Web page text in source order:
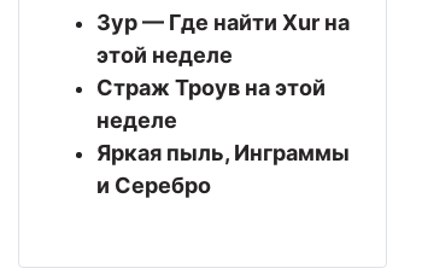
Зур — Где найти Xur на
этой неделе
Страж Троув на этой
неделе
Яркая пыль, Инграммы
и Серебро